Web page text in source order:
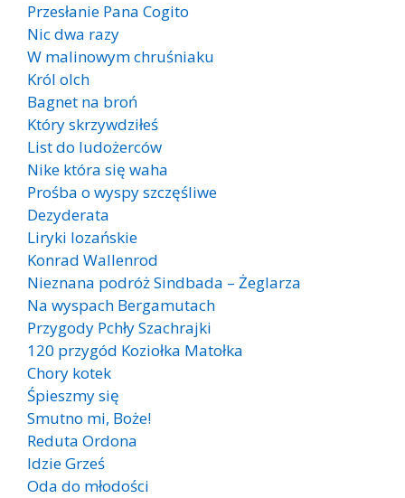
Przesłanie Pana Cogito
Nic dwa razy
W malinowym chruśniaku
Król olch
Bagnet na broń
Który skrzywdziłeś
List do ludożerców
Nike która się waha
Prośba o wyspy szczęśliwe
Dezyderata
Liryki lozańskie
Konrad Wallenrod
Nieznana podróż Sindbada – Żeglarza
Na wyspach Bergamutach
Przygody Pchły Szachrajki
120 przygód Koziołka Matołka
Chory kotek
Śpieszmy się
Smutno mi, Boże!
Reduta Ordona
Idzie Grześ
Oda do młodości